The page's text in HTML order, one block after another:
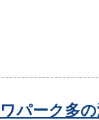
パーク多